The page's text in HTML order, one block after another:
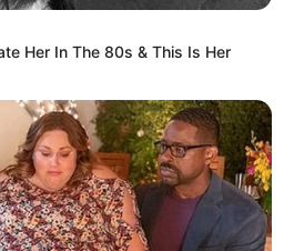
Her In The 80s & This Is Her